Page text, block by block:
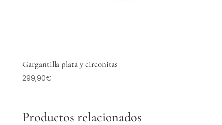
Gargantilla plata y circonitas
299,90€
Productos relacionados